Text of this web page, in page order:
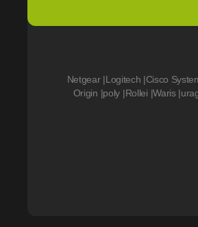
Netgear |Logitech |Cisco
Origin |poly |Rollei |Waris |